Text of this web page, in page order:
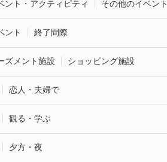
ント・アクティビティ その他のイベント
ント 終了間際
ズメント施設 ショッピング施設
恋人・夫婦で
観る・学ぶ
夕方・夜